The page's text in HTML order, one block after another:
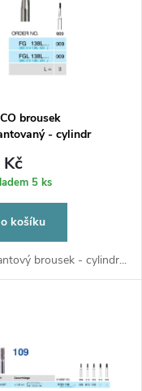
brousek
- cylindr
5 ks
košíku
brousek - cylindr...